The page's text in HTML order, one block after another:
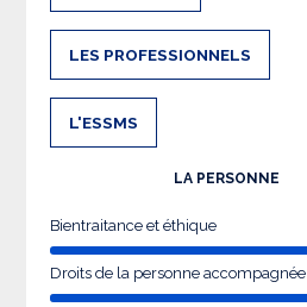
LES PROFESSIONNELS
L'ESSMS
LA PERSONNE
Bientraitance et éthique
Droits de la personne accompagnée